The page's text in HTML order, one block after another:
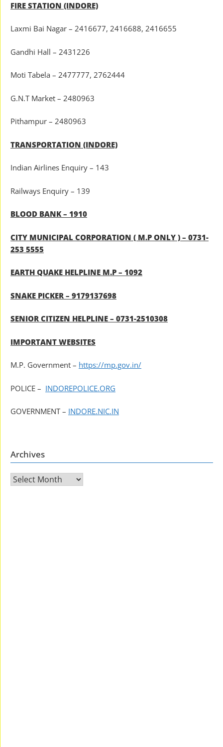
FIRE STATION (INDORE)
Laxmi Bai Nagar – 2416677, 2416688, 2416655
Gandhi Hall – 2431226
Moti Tabela – 2477777, 2762444
G.N.T Market – 2480963
Pithampur – 2480963
TRANSPORTATION (INDORE)
Indian Airlines Enquiry – 143
Railways Enquiry – 139
BLOOD BANK – 1910
CITY MUNICIPAL CORPORATION ( M.P ONLY ) – 0731-
253 5555
EARTH QUAKE HELPLINE M.P – 1092
SNAKE PICKER – 9179137698
SENIOR CITIZEN HELPLINE – 0731-2510308
IMPORTANT WEBSITES
M.P. Government – https://mp.gov.in/
POLICE – INDOREPOLICE.ORG
GOVERNMENT – INDORE.NIC.IN
Archives
Archives